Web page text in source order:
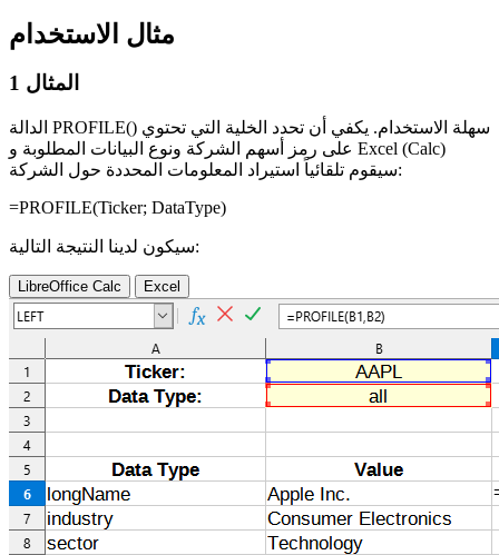
مثال الاستخدام
المثال 1
الدالة PROFILE() سهلة الاستخدام. يكفي أن تحدد الخلية التي تحتوي
على رمز أسهم الشركة ونوع البيانات المطلوبة و Excel (Calc)
سيقوم تلقائياً استيراد المعلومات المحددة حول الشركة:
=PROFILE(Ticker; DataType)
سيكون لدينا النتيجة التالية:
LibreOffice Calc Excel